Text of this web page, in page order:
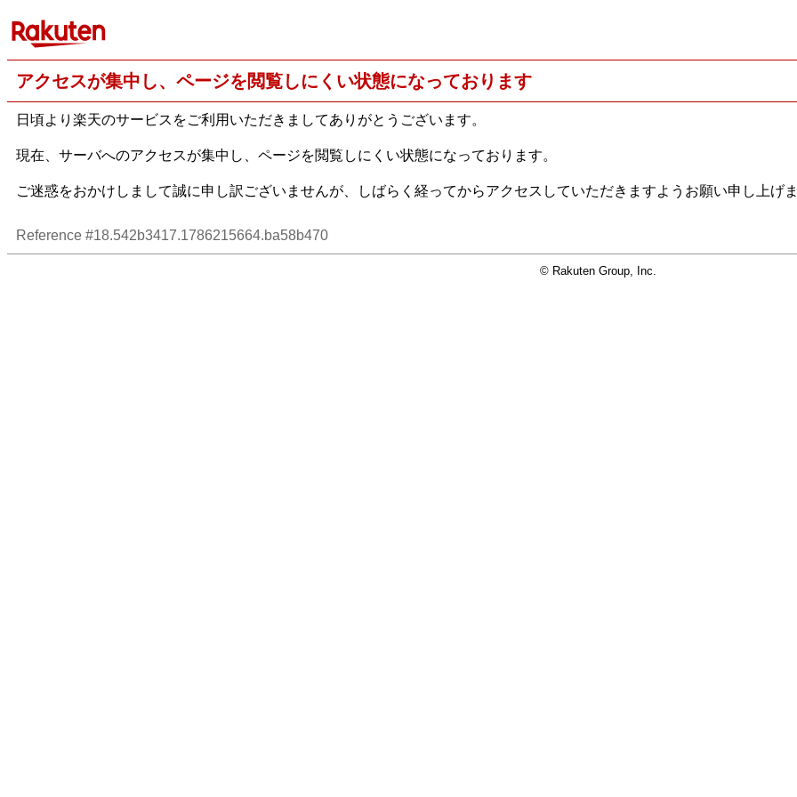
アクセスが集中し、ページを閲覧しにくい状態になっております
日頃より楽天のサービスをご利用いただきましてありがとうございます。
現在、サーバへのアクセスが集中し、ページを閲覧しにくい状態になっております。
ご迷惑をおかけしまして誠に申し訳ございませんが、しばらく経ってからアクセスしていただきますようお願い申し上げ
Reference #18.542b3417.1786215664.ba58b470
© Rakuten Group, Inc.